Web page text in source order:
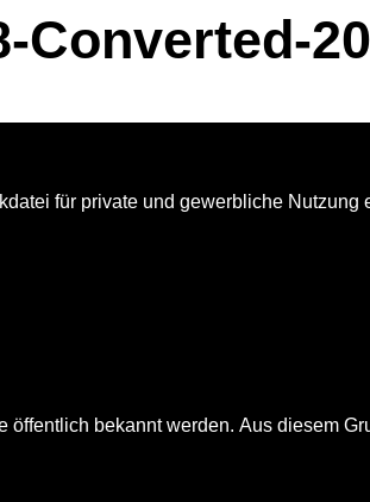
für private und gewerbliche
öffentlich bekannt werden. Aus diesem